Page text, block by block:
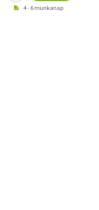
4 - 6 munkanap